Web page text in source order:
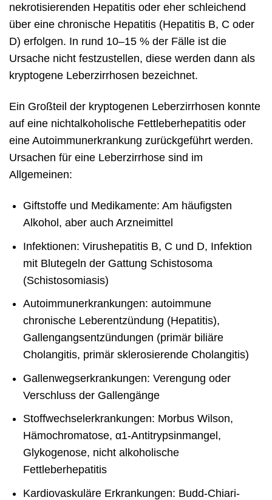
nekrotisierenden Hepatitis oder eher schleichend
über eine chronische Hepatitis (Hepatitis B, C oder
D) erfolgen. In rund 10–15 % der Fälle ist die
Ursache nicht festzustellen, diese werden dann als
kryptogene Leberzirrhosen bezeichnet.
Ein Großteil der kryptogenen Leberzirrhosen konnte
auf eine nichtalkoholische Fettleberhepatitis oder
eine Autoimmunerkrankung zurückgeführt werden.
Ursachen für eine Leberzirrhose sind im
Allgemeinen:
Giftstoffe und Medikamente: Am häufigsten
Alkohol, aber auch Arzneimittel
Infektionen: Virushepatitis B, C und D, Infektion
mit Blutegeln der Gattung Schistosoma
(Schistosomiasis)
Autoimmunerkrankungen: autoimmune
chronische Leberentzündung (Hepatitis),
Gallengangsentzündungen (primär biliäre
Cholangitis, primär sklerosierende Cholangitis)
Gallenwegserkrankungen: Verengung oder
Verschluss der Gallengänge
Stoffwechselerkrankungen: Morbus Wilson,
Hämochromatose, α1-Antitrypsinmangel,
Glykogenose, nicht alkoholische
Fettleberhepatitis
Kardiovaskuläre Erkrankungen: Budd-Chiari-